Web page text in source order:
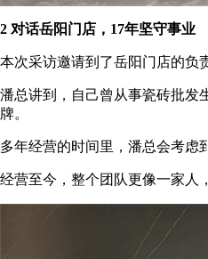
2 对话岳阳门店，17年坚守事业
本次采访邀请到了岳阳门店的负
潘总讲到，自己曾从事瓷砖批发
牌。
多年经营的时间里，潘总会考虑
经营至今，整个团队更像一家人